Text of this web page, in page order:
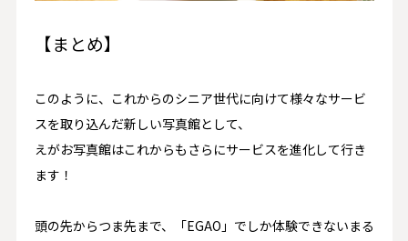
【まとめ】
このように、これからのシニア世代に向けて様々なサービ
スを取り込んだ新しい写真館として、
えがお写真館はこれからもさらにサービスを進化して行き
ます！
頭の先からつま先まで、「EGAO」でしか体験できないまる